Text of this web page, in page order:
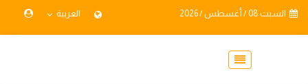
السبت 08 / أغسطس / 2026 العربية